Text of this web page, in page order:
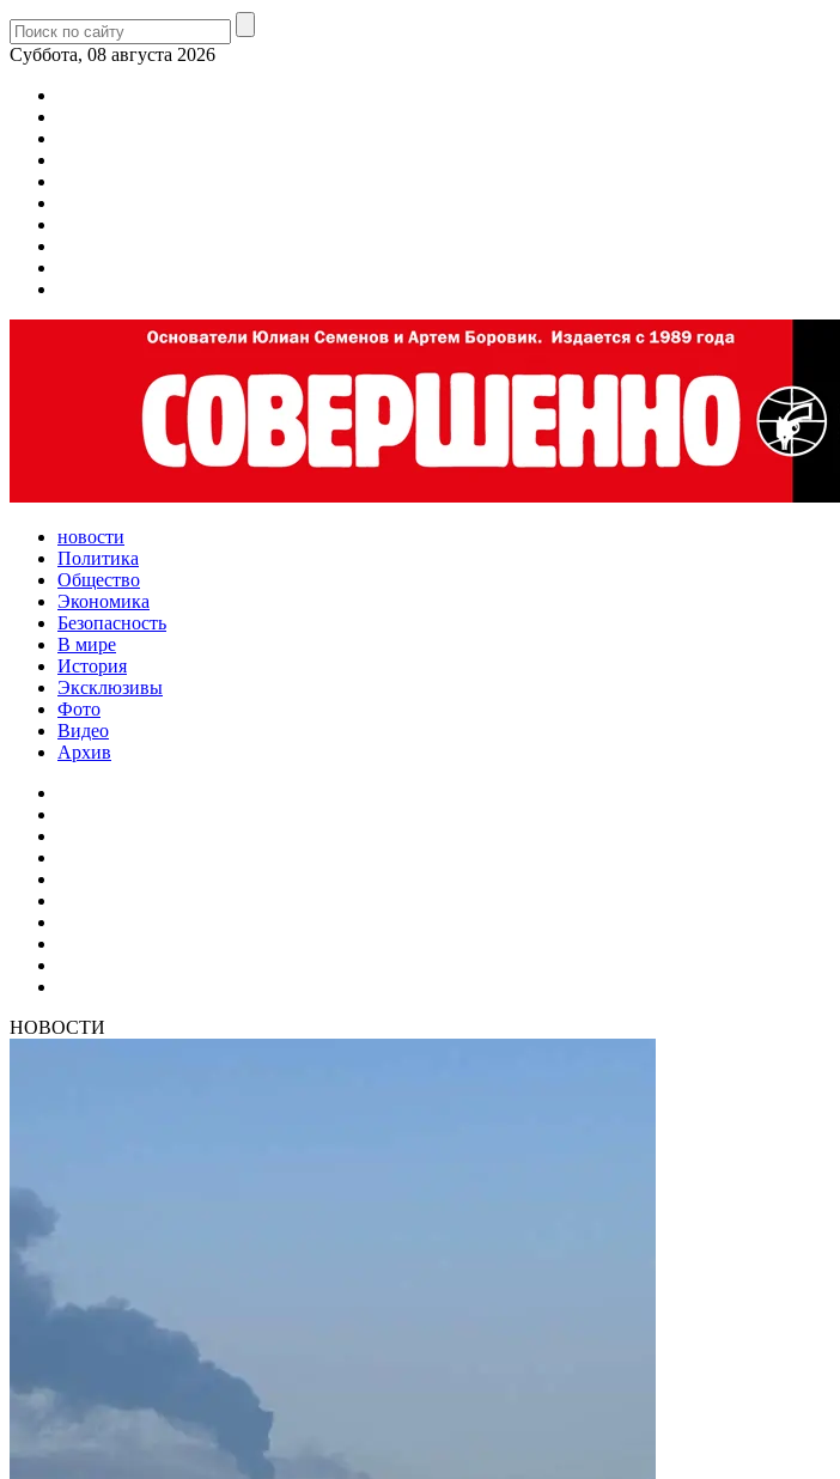
Суббота, 08 августа 2026
новости
Политика
Общество
Экономика
Безопасность
В мире
История
Эксклюзивы
Фото
Видео
Архив
НОВОСТИ